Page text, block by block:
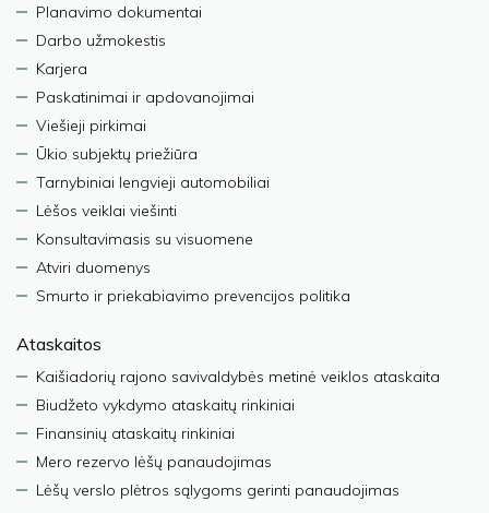
Planavimo dokumentai
Darbo užmokestis
Karjera
Paskatinimai ir apdovanojimai
Viešieji pirkimai
Ūkio subjektų priežiūra
Tarnybiniai lengvieji automobiliai
Lėšos veiklai viešinti
Konsultavimasis su visuomene
Atviri duomenys
Smurto ir priekabiavimo prevencijos politika
Ataskaitos
Kaišiadorių rajono savivaldybės metinė veiklos ataskaita
Biudžeto vykdymo ataskaitų rinkiniai
Finansinių ataskaitų rinkiniai
Mero rezervo lėšų panaudojimas
Lėšų verslo plėtros sąlygoms gerinti panaudojimas